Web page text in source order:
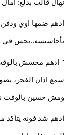
ادهم ضمها اوي
بأحاسيسه..بحس في
" ادهم محسش
سمع اذان الفجر،
ومش حسين بالوقت
ادهم شد فونه يتأكد